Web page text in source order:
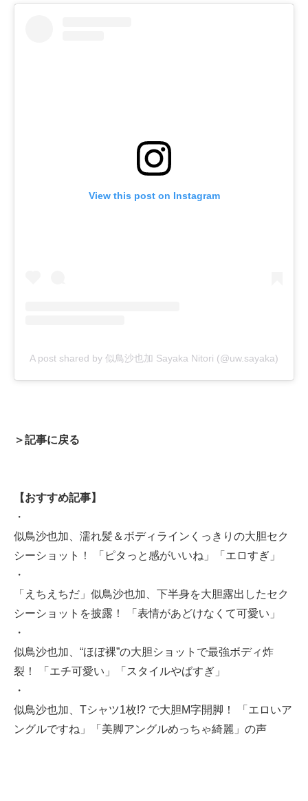
View this post on Instagram
A post shared by 似鳥沙也加 Sayaka Nitori (@uw.sayaka)
＞記事に戻る
【おすすめ記事】
・
似鳥沙也加、濡れ髪＆ボディラインくっきりの大胆セク
シーショット！ 「ピタっと感がいいね」「エロすぎ」
・
「えちえちだ」似鳥沙也加、下半身を大胆露出したセク
シーショットを披露！ 「表情があどけなくて可愛い」
・
似鳥沙也加、“ほぼ裸”の大胆ショットで最強ボディ炸
裂！ 「エチ可愛い」「スタイルやばすぎ」
・
似鳥沙也加、Tシャツ1枚!? で大胆M字開脚！ 「エロいア
ングルですね」「美脚アングルめっちゃ綺麗」の声